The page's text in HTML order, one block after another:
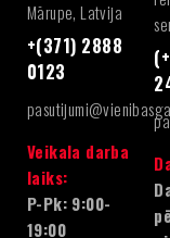
Mārupe, Latvija
+(371) 2888
0123
Veikala darba
laiks:
P-Pk: 9:00-
19:00